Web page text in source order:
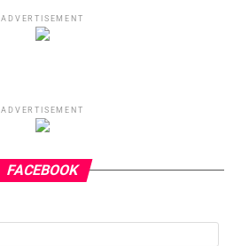
ADVERTISEMENT
ADVERTISEMENT
FACEBOOK